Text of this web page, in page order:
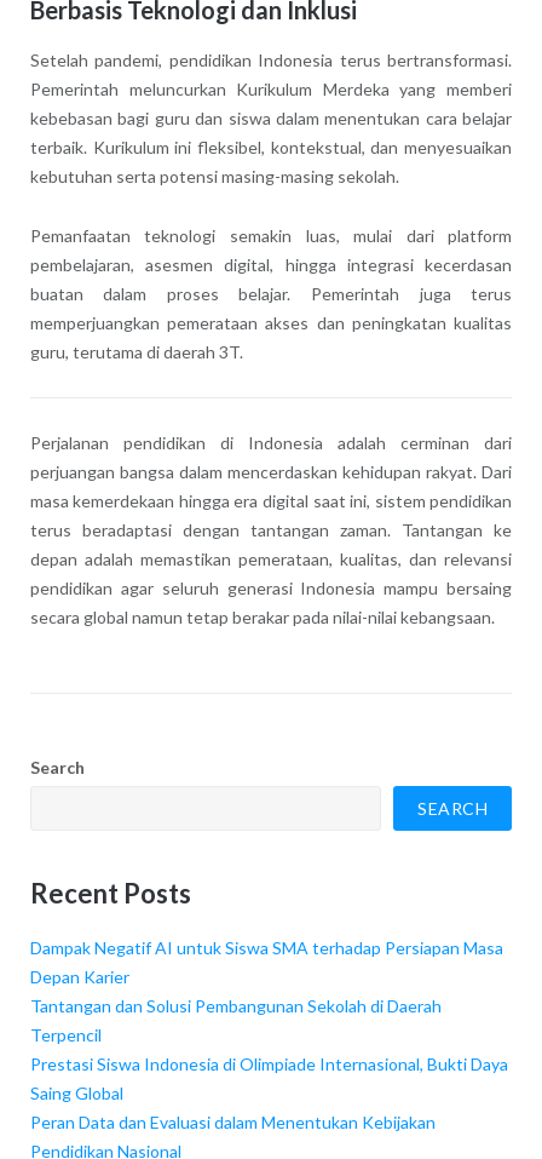
Berbasis Teknologi dan Inklusi
Setelah pandemi, pendidikan Indonesia terus bertransformasi.
Pemerintah meluncurkan Kurikulum Merdeka yang memberi
kebebasan bagi guru dan siswa dalam menentukan cara belajar
terbaik. Kurikulum ini fleksibel, kontekstual, dan menyesuaikan
kebutuhan serta potensi masing-masing sekolah.
Pemanfaatan teknologi semakin luas, mulai dari platform
pembelajaran, asesmen digital, hingga integrasi kecerdasan
buatan dalam proses belajar. Pemerintah juga terus
memperjuangkan pemerataan akses dan peningkatan kualitas
guru, terutama di daerah 3T.
Perjalanan pendidikan di Indonesia adalah cerminan dari
perjuangan bangsa dalam mencerdaskan kehidupan rakyat. Dari
masa kemerdekaan hingga era digital saat ini, sistem pendidikan
terus beradaptasi dengan tantangan zaman. Tantangan ke
depan adalah memastikan pemerataan, kualitas, dan relevansi
pendidikan agar seluruh generasi Indonesia mampu bersaing
secara global namun tetap berakar pada nilai-nilai kebangsaan.
Search
SEARCH
Recent Posts
Dampak Negatif AI untuk Siswa SMA terhadap Persiapan Masa
Depan Karier
Tantangan dan Solusi Pembangunan Sekolah di Daerah
Terpencil
Prestasi Siswa Indonesia di Olimpiade Internasional, Bukti Daya
Saing Global
Peran Data dan Evaluasi dalam Menentukan Kebijakan
Pendidikan Nasional